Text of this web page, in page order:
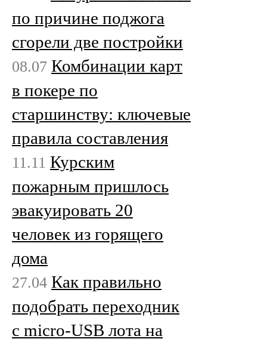
по причине поджога
сгорели две постройки
08.07 Комбинации карт
в покере по
старшинству: ключевые
правила составления
11.11 Курским
пожарным пришлось
эвакуировать 20
человек из горящего
дома
27.04 Как правильно
подобрать переходник
с micro-USB лота на